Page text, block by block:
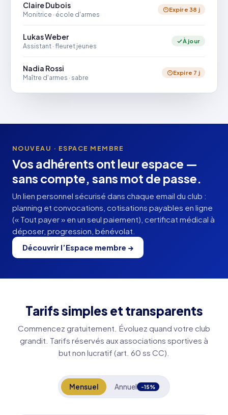
Claire Dubois
Monitrice · école d'armes
Expire 38 j
Lukas Weber
Assistant · fleuret jeunes
À jour
Nadia Rossi
Maître d'armes · sabre
Expire 7 j
NOUVEAU · ESPACE MEMBRE
Vos adhérents ont leur espace —
sans compte, sans mot de passe.
Un lien personnel sécurisé dans chaque email du club :
planning et convocations, cotisations payables en ligne
(« Tout payer » en un seul paiement), certificat médical à
déposer, progression, bénévolat.
Découvrir l’Espace membre →
Tarifs simples et transparents
Commencez gratuitement. Évoluez quand votre club
grandit. Tarifs réservés aux associations sportives à
but non lucratif (art. 60 ss CC).
Mensuel Annuel -15%